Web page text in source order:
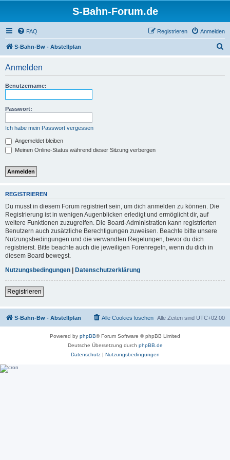
S-Bahn-Forum.de
FAQ Anmelden
Registrieren
S-Bahn-Bw - Abstellplan
Anmelden
Benutzername:
Passwort:
Ich habe mein Passwort vergessen
Angemeldet bleiben
Meinen Online-Status während dieser Sitzung verbergen
REGISTRIEREN
Du musst in diesem Forum registriert sein, um dich anmelden zu können. Die
Registrierung ist in wenigen Augenblicken erledigt und ermöglicht dir, auf
weitere Funktionen zuzugreifen. Die Board-Administration kann registrierten
Benutzern auch zusätzliche Berechtigungen zuweisen. Beachte bitte unsere
Nutzungsbedingungen und die verwandten Regelungen, bevor du dich
registrierst. Bitte beachte auch die jeweiligen Forenregeln, wenn du dich in
diesem Board bewegst.
Nutzungsbedingungen | Datenschutzerklärung
Registrieren
S-Bahn-Bw - Abstellplan Alle Zeiten sind UTC+02:00
Alle Cookies löschen
Powered by phpBB® Forum Software © phpBB Limited
Deutsche Übersetzung durch phpBB.de
Datenschutz| Nutzungsbedingungen